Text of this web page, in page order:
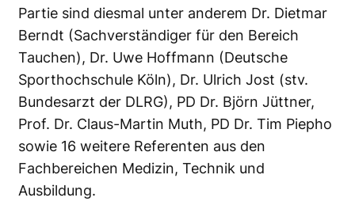
Partie sind diesmal unter anderem Dr. Dietmar
Berndt (Sachverständiger für den Bereich
Tauchen), Dr. Uwe Hoffmann (Deutsche
Sporthochschule Köln), Dr. Ulrich Jost (stv.
Bundesarzt der DLRG), PD Dr. Björn Jüttner,
Prof. Dr. Claus-Martin Muth, PD Dr. Tim Piepho
sowie 16 weitere Referenten aus den
Fachbereichen Medizin, Technik und
Ausbildung.